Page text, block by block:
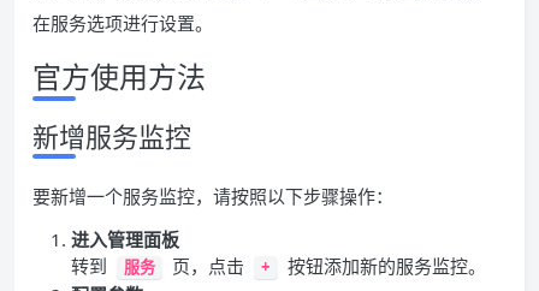
在服务选项进行设置。
官方使用方法
新增服务监控
要新增一个服务监控，请按照以下步骤操作：
进入管理面板
转到
服务 页，点击 +
按钮添加新的服务监控。